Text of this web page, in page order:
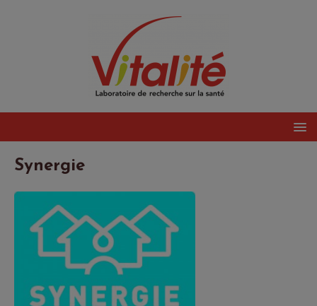
Synergie